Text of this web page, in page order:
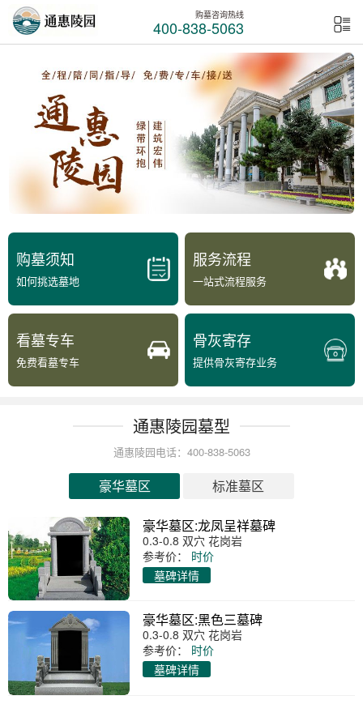
购墓咨询热线
400-838-5063
购墓须知
如何挑选墓地
服务流程
一站式流程服务
看墓专车
免费看墓专车
骨灰寄存
提供骨灰寄存业务
通惠陵园墓型
通惠陵园电话：400-838-5063
豪华墓区 标准墓区
豪华墓区:龙凤呈祥墓碑
0.3-0.8 双穴 花岗岩
参考价：
时价
墓碑详情
豪华墓区:黑色三墓碑
0.3-0.8 双穴 花岗岩
参考价：
时价
墓碑详情